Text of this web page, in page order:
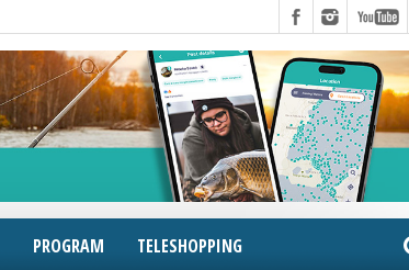
PROGRAM TELESHOPPING